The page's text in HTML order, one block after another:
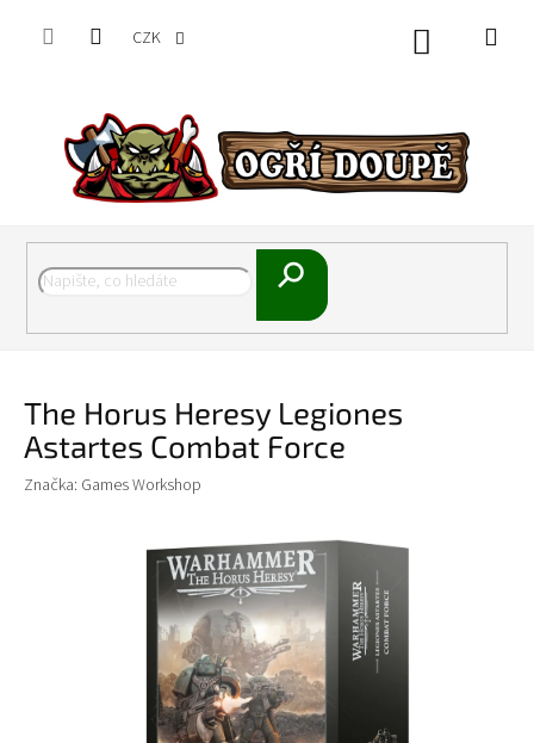
CZK
Hledat
Nákupní
The Horus Heresy Legiones
Astartes Combat Force
Značka: Games Workshop